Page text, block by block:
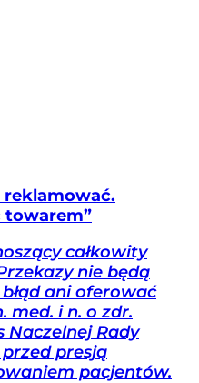
reklamować.
towarem”
całkowity
nie będą
ani oferować
med. i n. o zdr.
Naczelnej Rady
presją
pacjentów.